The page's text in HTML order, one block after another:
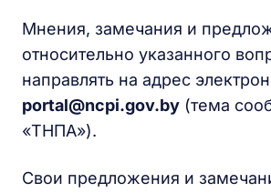
Мнения, замечания и
относительно указанного
направлять на адрес
portal@ncpi.gov.by (тема
«ТНПА»).
Свои предложения и